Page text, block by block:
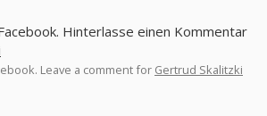
Hinterlasse einen Kommentar
Leave a comment for Gertrud Skalitzki